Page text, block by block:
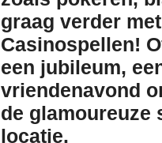
graag verder
Casinospellen!
een jubileum,
vriendenavond
de glamoureuze
locatie.